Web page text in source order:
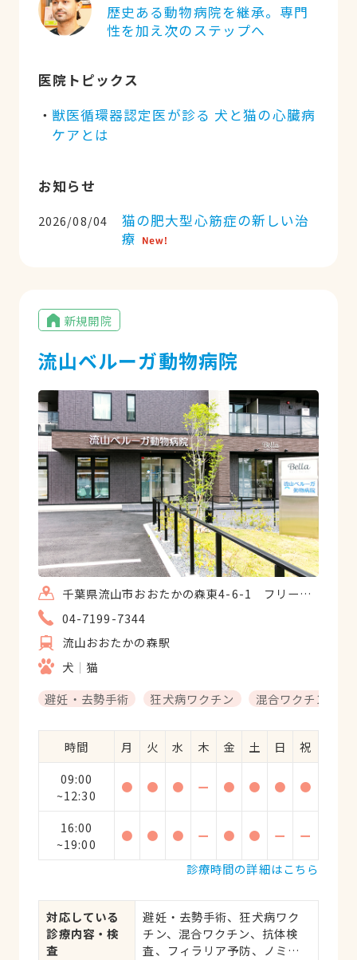
歴史ある動物病院を継承。専門
性を加え次のステップへ
医院トピックス
獣医循環器認定医が診る 犬と猫の心臓病
ケアとは
お知らせ
2026/08/04
猫の肥大型心筋症の新しい治
療
新規開院
流山ベルーガ動物病院
千葉県流山市おおたかの森東4-6-1 フリージアおおたかの森
04-7199-7344
流山おおたかの森駅
犬
猫
避妊・去勢手術
狂犬病ワクチン 混合ワクチン
時間 月 火 水 木 金 土 日
祝
09:00
~12:30
● ● ● ー ● ● ● ●
16:00
~19:00
● ● ● ー ● ● ー
ー
診療時間の詳細はこちら
対応している
診療内容・検
査
避妊・去勢手術、狂犬病ワク
チン、混合ワクチン、抗体検
査、フィラリア予防、ノミ・